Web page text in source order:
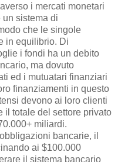
i mercati monetari
sistema di
che le singole
in equilibrio. Di
i fondi ha un debito
ma dovuto
ed i mutuatari finanziari
finanziamenti in questo
devono ai loro clienti
il totale del settore privato
miliardi.
bancarie, il
ai $100.000
il sistema bancario